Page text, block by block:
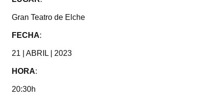
Gran Teatro de Elche
FECHA:
21 | ABRIL | 2023
HORA:
20:30h